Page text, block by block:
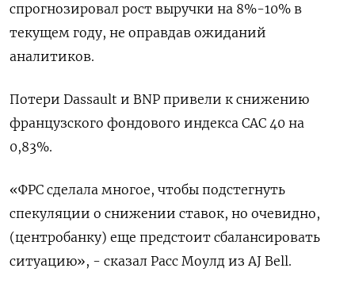
спрогнозировал рост выручки на 8%-10% в
текущем году, не оправдав ожиданий
аналитиков.
Потери Dassault и BNP привели к снижению
французского фондового индекса CAC 40 на
0,83%.
«ФРС сделала многое, чтобы подстегнуть
спекуляции о снижении ставок, но очевидно,
(центробанку) еще предстоит сбалансировать
ситуацию», - сказал Расс Моулд из AJ Bell.